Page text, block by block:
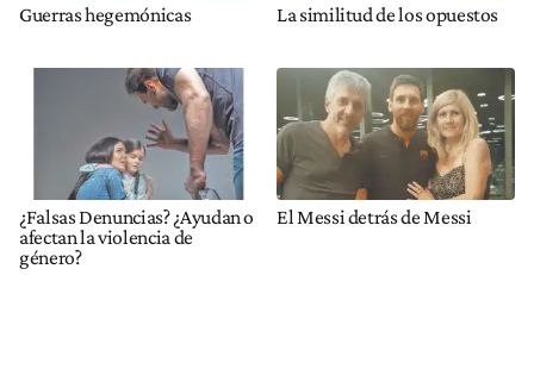
Guerras hegemónicas La similitud de los opuestos
¿Falsas Denuncias? ¿Ayudan o
afectan la violencia de
género?
El Messi detrás de Messi